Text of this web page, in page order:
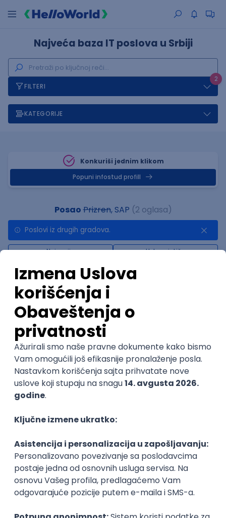
Najveća baza IT poslova u Srbiji
2
FILTERI
KATEGORIJE
Konkuriši jednim klikom
Popuni infostud profill
PosaoPrizren, SAP (2 oglasa)
Poslovi iz drugih gradova.
Najnovije Uskoro ističe
MS Dynamics 365 F&O Technical
Consultant
GET - Global Engineering Technologies
3.4
Beograd | Hibrid
11.08.2026.
SQL SOAP Git SAP SQL Server Azure
DevOps
REST
ERP Batch Embedded x++
Intermediate
@
POSLOVI NA MAIL
KATEGORIJA
TEHNOLOGIJA
SENIORITET
NAČIN RADA
Najnoviji poslovi svakog dana u tvom
inboxu
Prijavi se